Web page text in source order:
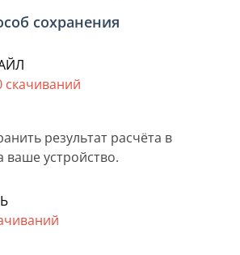
сохранения
скачиваний
результат расчёта в
ваше устройство.